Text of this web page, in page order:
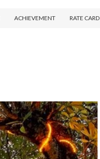
ACHIEVEMENT RATE CARD